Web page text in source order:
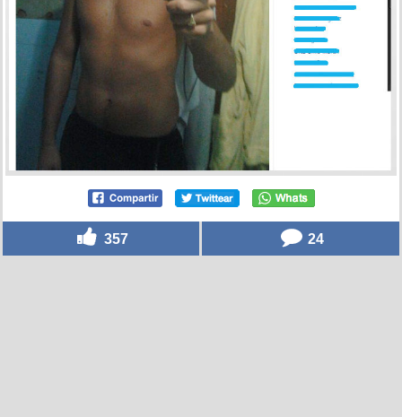
357 24